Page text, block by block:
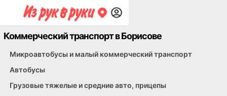
Коммерческий транспорт в Борисове
Микроавтобусы и малый коммерческий транспорт
Автобусы
Грузовые тяжелые и средние авто, прицепы